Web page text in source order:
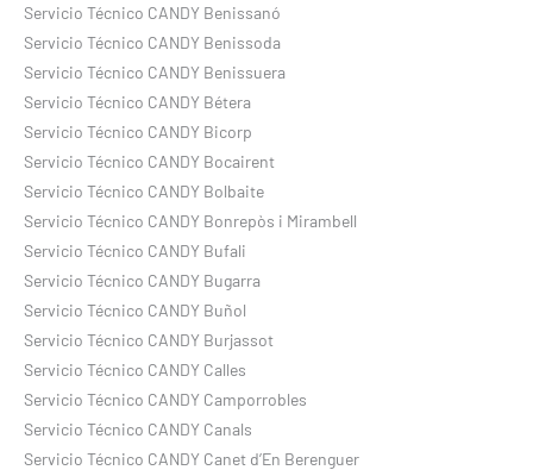
Servicio Técnico CANDY Benissanó
Servicio Técnico CANDY Benissoda
Servicio Técnico CANDY Benissuera
Servicio Técnico CANDY Bétera
Servicio Técnico CANDY Bicorp
Servicio Técnico CANDY Bocairent
Servicio Técnico CANDY Bolbaite
Servicio Técnico CANDY Bonrepòs i Mirambell
Servicio Técnico CANDY Bufali
Servicio Técnico CANDY Bugarra
Servicio Técnico CANDY Buñol
Servicio Técnico CANDY Burjassot
Servicio Técnico CANDY Calles
Servicio Técnico CANDY Camporrobles
Servicio Técnico CANDY Canals
Servicio Técnico CANDY Canet d’En Berenguer